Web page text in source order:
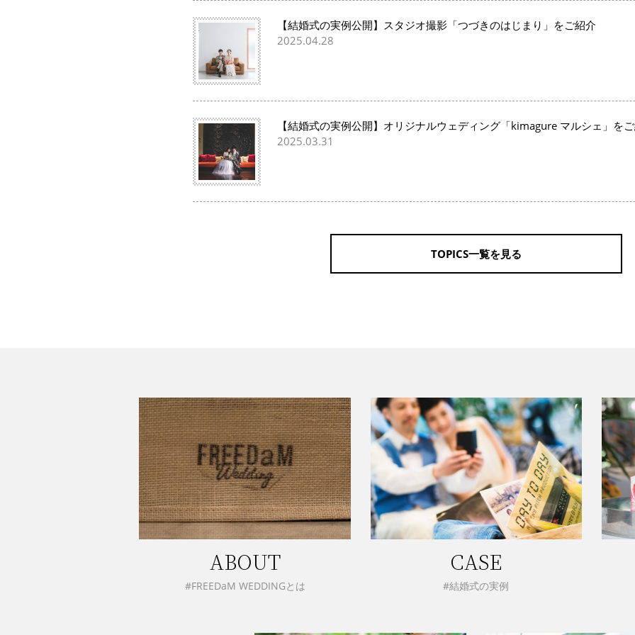
【結婚式の実例公開】スタジオ撮影「つづきのはじまり」をご紹介
2025.04.28
【結婚式の実例公開】オリジナルウェディング「kimagure マルシェ」を
2025.03.31
TOPICS一覧を見る
ABOUT
#FREEDaM WEDDINGとは
CASE
#結婚式の実例